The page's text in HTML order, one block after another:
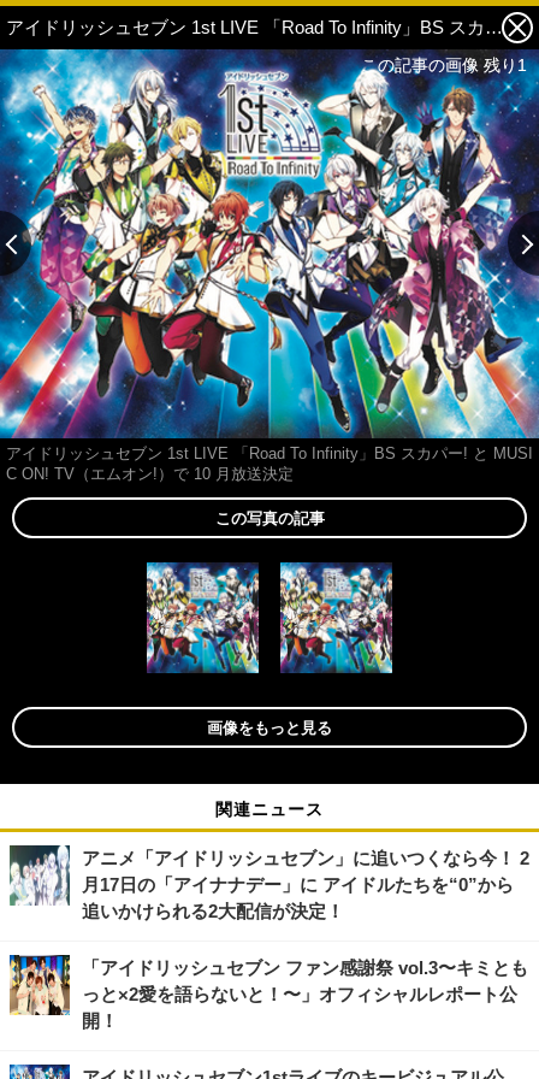
アイドリッシュセブン 1st LIVE 「Road To Infinity」BS スカパー! と MUSIC ON! TV（エムオン!）で 10 月放送決定 2枚目の写真・画像
アイドリッシュセブン 1st LIVE 「Road To Infinity」BS スカパー! と MUSI
C ON! TV（エムオン!）で 10 月放送決定
この記事の画像 残り1
この写真の記事
画像をもっと見る
関連ニュース
アニメ「アイドリッシュセブン」に追いつくなら今！ 2
月17日の「アイナナデー」に アイドルたちを“0”から
追いかけられる2大配信が決定！
「アイドリッシュセブン ファン感謝祭 vol.3〜キミとも
っと×2愛を語らないと！〜」オフィシャルレポート公
開！
この記事の画像 残り1